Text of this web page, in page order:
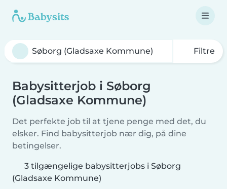
Filtre
Babysitterjob i Søborg
(Gladsaxe Kommune)
Det perfekte job til at tjene penge med det, du
elsker. Find babysitterjob nær dig, på dine
betingelser.
3 tilgængelige babysitterjobs i Søborg
(Gladsaxe Kommune)